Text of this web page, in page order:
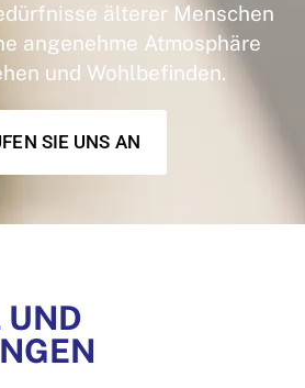
älterer Menschen
angenehme Atmosphäre
und Wohlbefinden.
SIE UNS AN
UND